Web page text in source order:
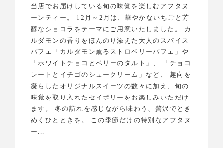
当店でお届けしている旬の味覚を楽しむアフタヌ
ーンティー。 12月～2月は、華やかないちごと芳
醇なショコラをテーマにご用意いたしました。 カ
ルダモンの香りをほんのり添えた大人のスパイス
パフェ「カルダモン薫るストロベリーパフェ」や
「ホワイトチョコとベリーのタルト」、 「チョコ
レートとイチゴのシュークリーム」など、 趣向を
凝らしたオリジナルスイーツの数々に加え、旬の
味覚を取り入れたセイボリーをお楽しみいただけ
ます。 冬の訪れを感じながら味わう、贅沢でとき
めくひとときを。 この季節だけの特別なアフタヌ
ー...